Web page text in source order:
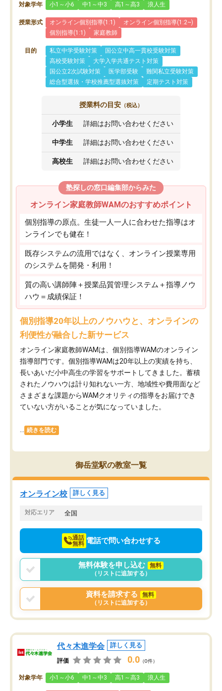
対象学年 小1～小6 中1～中3 高1～高3 浪人生
授業形式 オンライン個別指導(1:1)
オンライン個別指導(1:2~)
個別指導(1:1)
家庭教師
目的 私立中学受験対策
国公立中高一貫校受験対策
高校受験対策
大学入学共通テスト対策
国公立2次試験対策
医学部受験
難関私立受験対策
総合型選抜・学校推薦型選抜対策
定期テスト対策
授業料の目安 （税込）
小学生 詳細はお問い合わせください
中学生 詳細はお問い合わせください
高校生 詳細はお問い合わせください
塾探しの窓口編集部からみた
オンライン家庭教師WAMのおすすめポイント
個別指導の原点。生徒一人一人に合わせた指導はオ
ンラインでも健在！
既存システムの流用ではなく、オンライン授業専用
のシステムを開発・利用！
質の高い講師陣＋授業品質管理システム＋指導ノウ
ハウ＝成績保証！
個別指導20年以上のノウハウと、オンラインの
利便性が融合した新サービス
オンライン家庭教師WAMは、個別指導WAMのオンライン
指導部門です。個別指導WAMは20年以上の実績を持ち、
長いあいだ小中高生の学習をサポートしてきました。蓄積
されたノウハウは計り知れない一方、地域性や費用面など
さまざまな課題からWAMクオリティの指導をお届けでき
ていない方がいることが気になっていました。
続きを読む
御岳堂駅の教室一覧
オンライン校 詳しく見る
対応エリア 全国
通話
無料 電話で問い合わせする
無料体験を申し込む
無料
（リストに追加する）
資料を請求する
無料
（リストに追加する）
代々木進学会 詳しく見る
評価 0.0 （0件）
対象学年 小1～小6 中1～中3 高1～高3 浪人生